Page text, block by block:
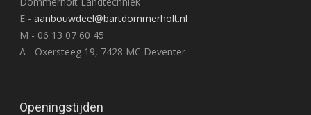
E - aanbouwdeel@bartdommerholt.nl
M - 06 13 07 60 45
A - Oxersteeg 19, 7428 MC Deventer
Openingstijden